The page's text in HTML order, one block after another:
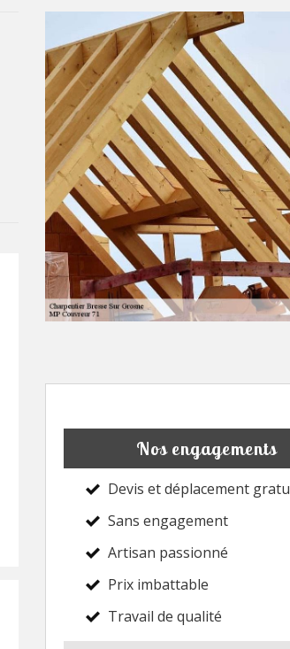
Nos engagements
Devis et déplacement
Sans engagement
Artisan passionné
Prix imbattable
Travail de qualité